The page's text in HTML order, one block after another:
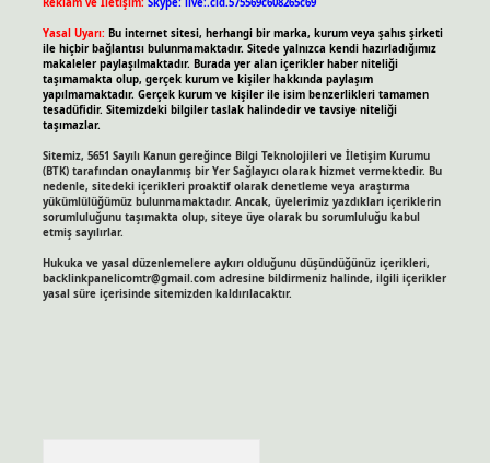
Reklam ve İletişim: Skype: live:.cid.575569c608265c69
Yasal Uyarı: Bu internet sitesi, herhangi bir marka, kurum veya şahıs şirketi
ile hiçbir bağlantısı bulunmamaktadır. Sitede yalnızca kendi hazırladığımız
makaleler paylaşılmaktadır. Burada yer alan içerikler haber niteliği
taşımamakta olup, gerçek kurum ve kişiler hakkında paylaşım
yapılmamaktadır. Gerçek kurum ve kişiler ile isim benzerlikleri tamamen
tesadüfidir. Sitemizdeki bilgiler taslak halindedir ve tavsiye niteliği
taşımazlar.
Sitemiz, 5651 Sayılı Kanun gereğince Bilgi Teknolojileri ve İletişim Kurumu
(BTK) tarafından onaylanmış bir Yer Sağlayıcı olarak hizmet vermektedir. Bu
nedenle, sitedeki içerikleri proaktif olarak denetleme veya araştırma
yükümlülüğümüz bulunmamaktadır. Ancak, üyelerimiz yazdıkları içeriklerin
sorumluluğunu taşımakta olup, siteye üye olarak bu sorumluluğu kabul
etmiş sayılırlar.
Hukuka ve yasal düzenlemelere aykırı olduğunu düşündüğünüz içerikleri,
backlinkpanelicomtr@gmail.comadresine bildirmeniz halinde, ilgili içerikler
yasal süre içerisinde sitemizden kaldırılacaktır.